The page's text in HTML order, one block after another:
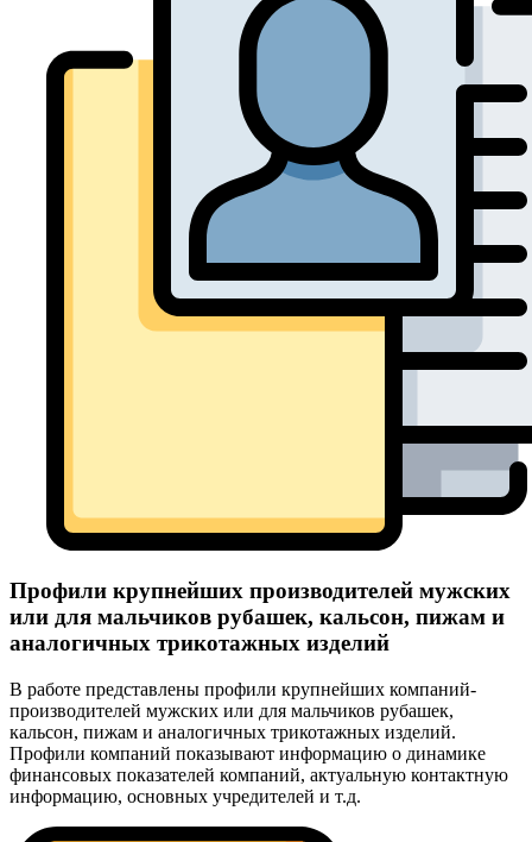
Профили крупнейших производителей мужских
или для мальчиков рубашек, кальсон, пижам и
аналогичных трикотажных изделий
В работе представлены профили крупнейших компаний-
производителей мужских или для мальчиков рубашек,
кальсон, пижам и аналогичных трикотажных изделий.
Профили компаний показывают информацию о динамике
финансовых показателей компаний, актуальную контактную
информацию, основных учредителей и т.д.